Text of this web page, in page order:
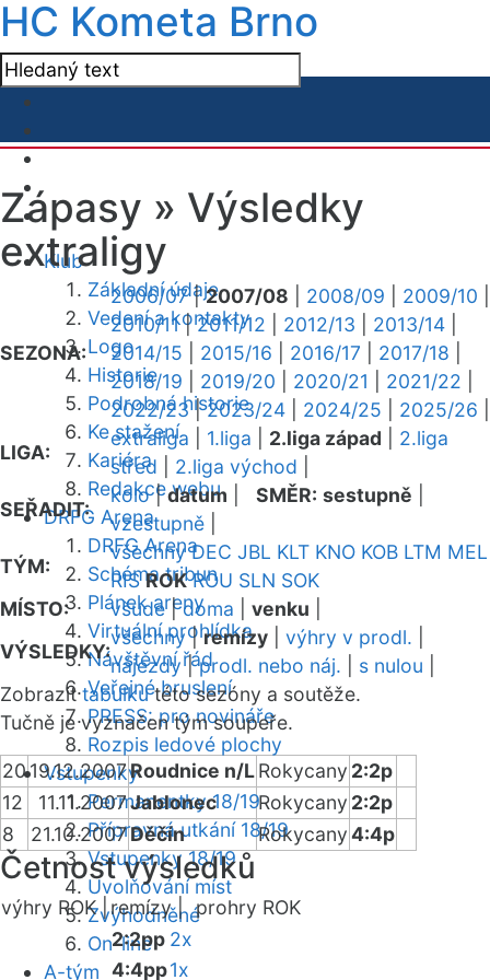
HC Kometa Brno
Klub
Základní údaje
Vedení a kontakty
Logo
Historie
Podrobná historie
Ke stažení
Kariéra
Redakce webu
DRFG Arena
DRFG Arena
Schéma tribun
Plánek areny
Virtuální prohlídka
Návštěvní řád
Veřejné bruslení
PRESS: pro novináře
Rozpis ledové plochy
Vstupenky
Permanentky 18/19
Přípravná utkání 18/19
Vstupenky 18/19
Uvolňování míst
Zvýhodněné
On-line
A-tým
Zápasy » Výsledky
extraligy
SEZONA:
2006/07|2007/08 2008/09 2009/10
2010/11|2011/12 2012/13 2013/14
2014/15
2015/16 2016/17 2017/18
2018/19
2019/20 2020/21 2021/22
2022/23|2023/24 2024/25 2025/26
LIGA:
extraliga 1.liga 2.liga západ
2.liga
střed
2.liga východ
SEŘADIT:
kolo|datum SMĚR: sestupně
vzestupně
TÝM:
všechny DEC JBL KLT KNO KOB LTM MEL
RIS ROK ROU SLN SOK
MÍSTO:
všude|doma venku
VÝSLEDKY:
všechny|remízy výhry v prodl.
nájezdy|prodl. nebo náj. s nulou
Zobrazittabulkutéto sezóny a soutěže.
Tučně je vyznačen tým soupeře.
2019.12.2007Roudnice n/LRokycany 2:2p
12
11.11.2007Jablonec Rokycany 2:2p
8
21.10.2007Děčín Rokycany4:4p
Četnost výsledků
výhry ROK |remízy | prohry ROK
2:2pp 2x
4:4pp1x